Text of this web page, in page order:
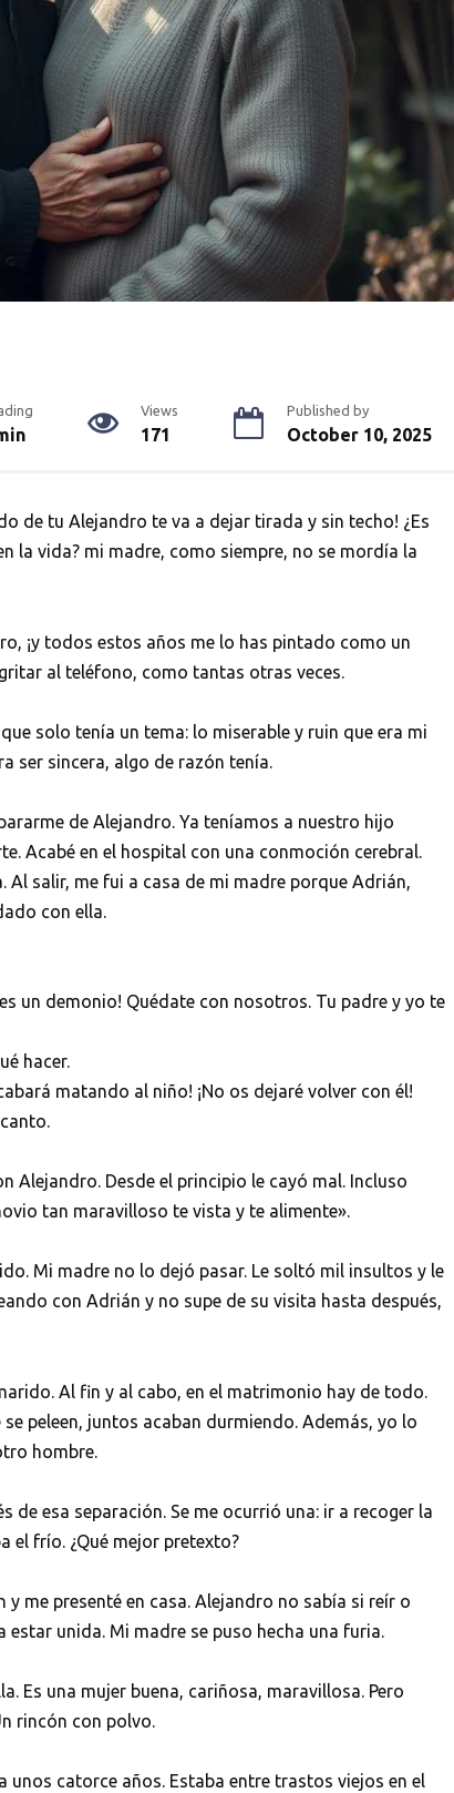
Views
171
Published by
October 10, 2025
de tu Alejandro te va a dejar tirada y sin techo! ¿Es
la vida? mi madre, como siempre, no se mordía la
¡y todos estos años me lo has pintado como un
al teléfono, como tantas otras veces.
solo tenía un tema: lo miserable y ruin que era mi
ser sincera, algo de razón tenía.
de Alejandro. Ya teníamos a nuestro hijo
Acabé en el hospital con una conmoción cerebral.
Al salir, me fui a casa de mi madre porque Adrián,
con ella.
un demonio! Quédate con nosotros. Tu padre y yo te
hacer.
matando al niño! ¡No os dejaré volver con él!
Alejandro. Desde el principio le cayó mal. Incluso
tan maravilloso te vista y te alimente».
Mi madre no lo dejó pasar. Le soltó mil insultos y le
con Adrián y no supe de su visita hasta después,
Al fin y al cabo, en el matrimonio hay de todo.
peleen, juntos acaban durmiendo. Además, yo lo
hombre.
de esa separación. Se me ocurrió una: ir a recoger la
el frío. ¿Qué mejor pretexto?
me presenté en casa. Alejandro no sabía si reír o
estar unida. Mi madre se puso hecha una furia.
Es una mujer buena, cariñosa, maravillosa. Pero
rincón con polvo.
unos catorce años. Estaba entre trastos viejos en el